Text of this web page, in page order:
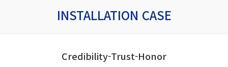
INSTALLATION CASE
Credibility-Trust-Honor